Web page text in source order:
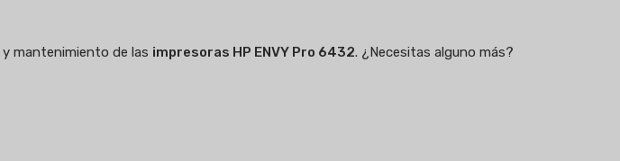
mantenimiento de las impresoras HP ENVY Pro 6432. ¿Necesitas alguno más?